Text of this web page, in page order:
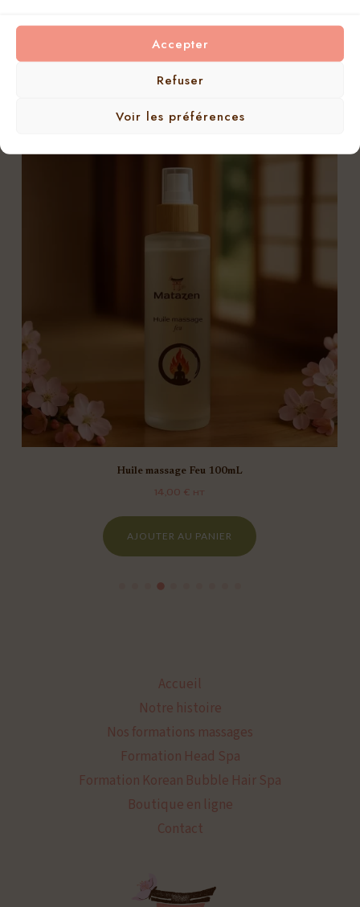
Accepter
Refuser
Voir les préférences
Explorez nos autres soins
naturels
Huile massage Feu 100mL
14,00 € HT
AJOUTER AU PANIER
Accueil
Notre histoire
Nos formations massages
Formation Head Spa
Formation Korean Bubble Hair Spa
Boutique en ligne
Contact